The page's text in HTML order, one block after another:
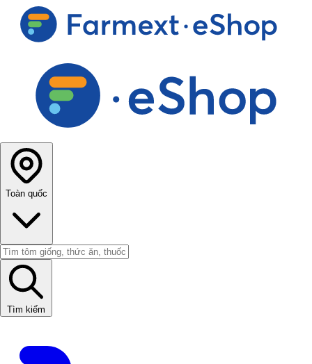
Toàn quốc
Tìm kiếm